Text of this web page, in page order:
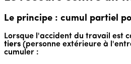
Le principe : cumul partiel
Lorsque l'accident du travail est
tiers (personne extérieure à
cumuler :